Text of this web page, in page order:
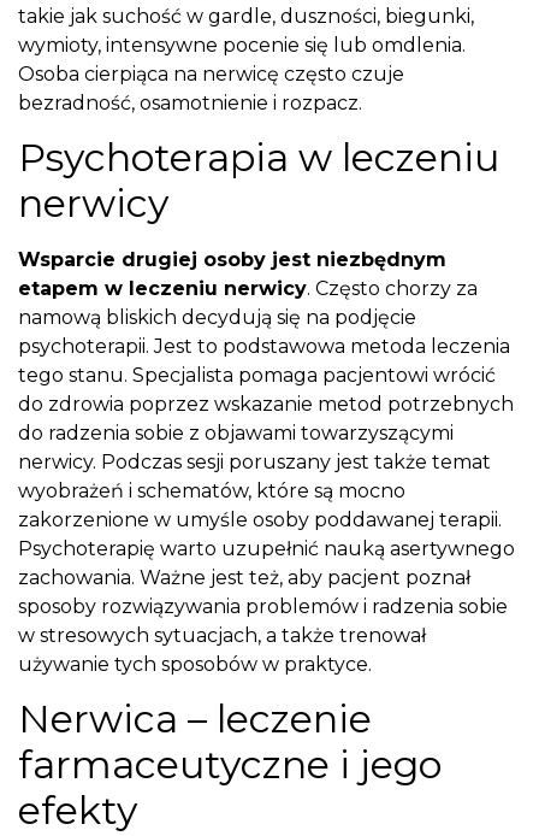
takie jak suchość w gardle, duszności, biegunki,
wymioty, intensywne pocenie się lub omdlenia.
Osoba cierpiąca na nerwicę często czuje
bezradność, osamotnienie i rozpacz.
Psychoterapia w leczeniu
nerwicy
Wsparcie drugiej osoby jest niezbędnym
etapem w leczeniu nerwicy. Często chorzy za
namową bliskich decydują się na podjęcie
psychoterapii. Jest to podstawowa metoda leczenia
tego stanu. Specjalista pomaga pacjentowi wrócić
do zdrowia poprzez wskazanie metod potrzebnych
do radzenia sobie z objawami towarzyszącymi
nerwicy. Podczas sesji poruszany jest także temat
wyobrażeń i schematów, które są mocno
zakorzenione w umyśle osoby poddawanej terapii.
Psychoterapię warto uzupełnić nauką asertywnego
zachowania. Ważne jest też, aby pacjent poznał
sposoby rozwiązywania problemów i radzenia sobie
w stresowych sytuacjach, a także trenował
używanie tych sposobów w praktyce.
Nerwica – leczenie
farmaceutyczne i jego
efekty